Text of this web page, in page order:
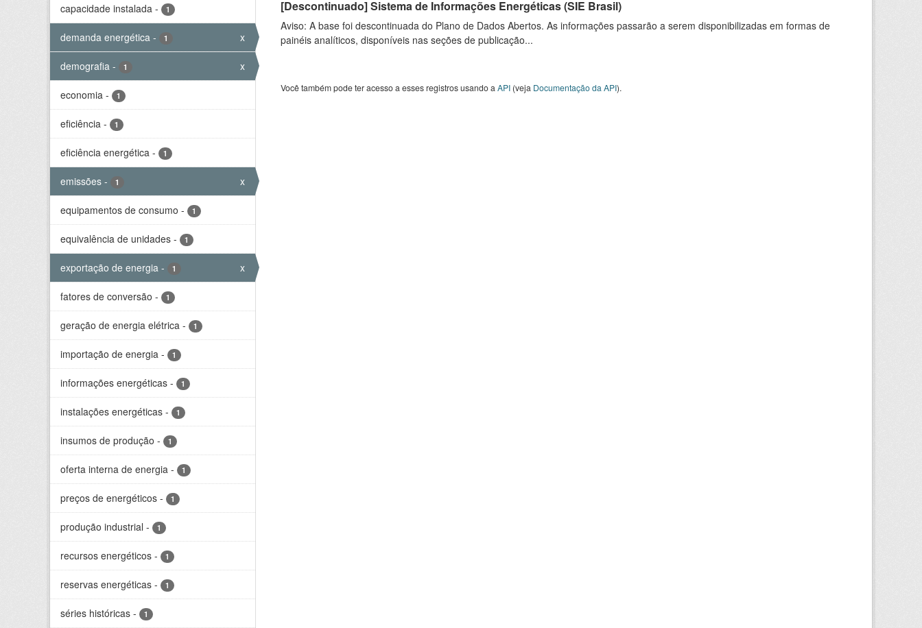
capacidade instalada - 1
demanda energética - 1 x
demografia - 1 x
economia - 1
eficiência - 1
eficiência energética - 1
emissões - 1 x
equipamentos de consumo - 1
equivalência de unidades - 1
exportação de energia - 1 x
fatores de conversão - 1
geração de energia elétrica - 1
importação de energia - 1
informações energéticas - 1
instalações energéticas - 1
insumos de produção - 1
oferta interna de energia - 1
preços de energéticos - 1
produção industrial - 1
recursos energéticos - 1
reservas energéticas - 1
séries históricas - 1
[Descontinuado] Sistema de Informações Energéticas (SIE Brasil)
Aviso: A base foi descontinuada do Plano de Dados Abertos. As informações passarão a serem disponibilizadas em formas de
painéis analíticos, disponíveis nas seções de publicação...
Você também pode ter acesso a esses registros usando a API(veja Documentação da API).